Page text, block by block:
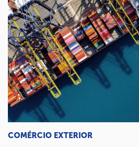
COMÉRCIO EXTERIOR